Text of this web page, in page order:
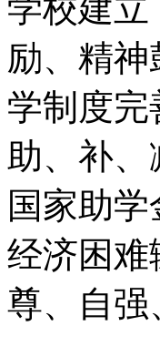
学校建
励、精
学制度
助、补、
国家助
经济困难
尊、自强